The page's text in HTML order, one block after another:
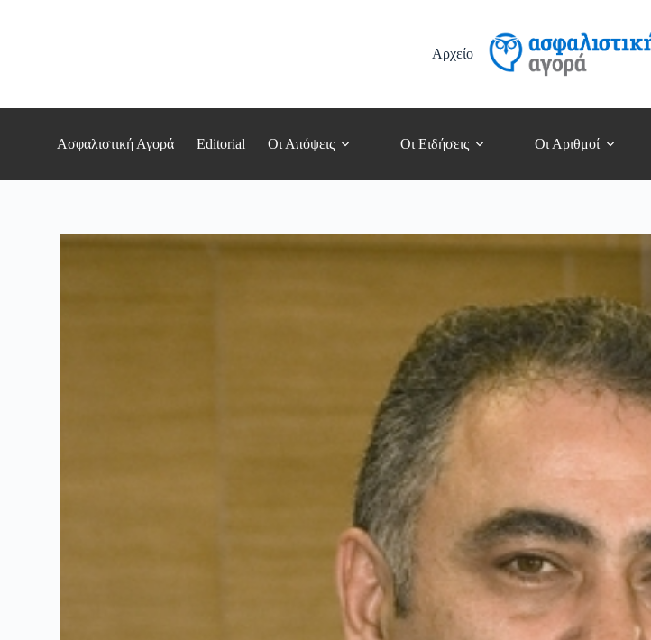
Αρχείο
Ασφαλιστική Αγορά Editorial Οι Απόψεις Οι Ειδήσεις Οι Αριθμοί